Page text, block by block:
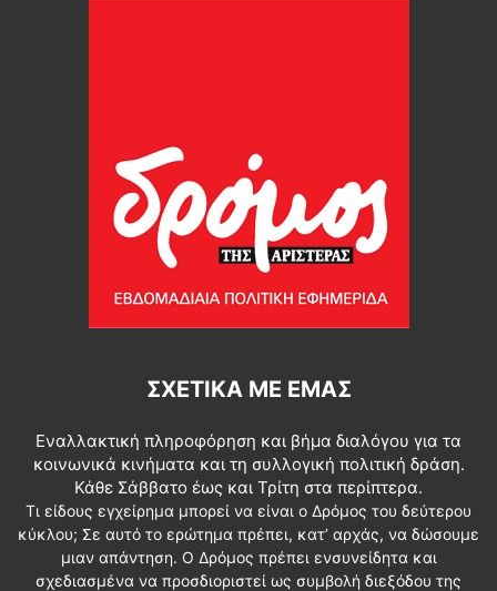
ΣΧΕΤΙΚΆ ΜΕ ΕΜΆΣ
Εναλλακτική πληροφόρηση και βήμα διαλόγου για τα
κοινωνικά κινήματα και τη συλλογική πολιτική δράση.
Κάθε Σάββατο έως και Τρίτη στα περίπτερα.
Τι είδους εγχείρημα μπορεί να είναι ο Δρόμος του δεύτερου
κύκλου; Σε αυτό το ερώτημα πρέπει, κατ’ αρχάς, να δώσουμε
μιαν απάντηση. Ο Δρόμος πρέπει ενσυνείδητα και
σχεδιασμένα να προσδιοριστεί ως συμβολή διεξόδου της